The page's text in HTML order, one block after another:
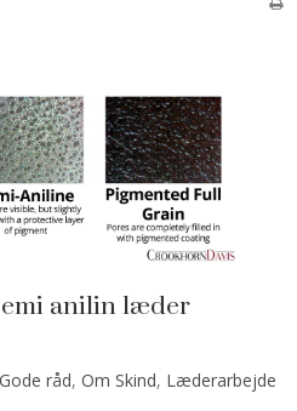
anilin læder
Gode råd, Om Skind, Læderarbejde